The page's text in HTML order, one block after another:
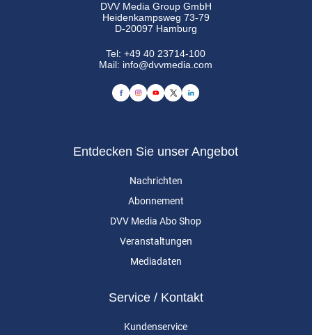
DVV Media Group GmbH
Heidenkampsweg 73-79
D-20097 Hamburg
Tel:+49 40 23714-100
Mail: info@dvvmedia.com
Entdecken Sie unser Angebot
Nachrichten
Abonnement
DVV Media Abo Shop
Veranstaltungen
Mediadaten
Service / Kontakt
Kundenservice